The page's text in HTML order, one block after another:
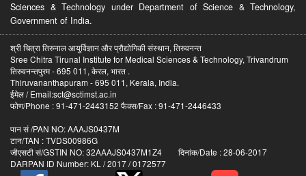
Sciences & Technology under Department of Science & Technology,
Government of India.
श्री चित्रा तिरुनाल आयुर्विज्ञान और प्रौद्योगिकी संस्थान, तिरुवनन्त
Sree Chitra Tirunal Institute for Medical Sciences & Technology, Trivandrum
तिरुवनन्तपुरम - 695 011, केरल, भारत .
Thiruvananthapuram - 695 011, Kerala, India.
ईमेल / Email:sct@sctimst.ac.in
फोण/Phone : 91-471-2443152 फैक्स/Fax : 91-471-2446433
पान सं /PAN NO: AAAJS0437M
टान/TAN : TVDS00986G
जीएसटी सं/GSTIN NO: 32AAAJS0437M1Z4 दिनांक/Date : 28-06-2017
DARPAN ID Number: KL / 2017 / 0172577